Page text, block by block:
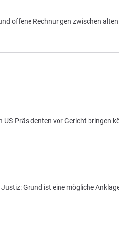
offene Rechnungen zwischen alten
Präsidenten vor Gericht bringen
Grund ist eine mögliche